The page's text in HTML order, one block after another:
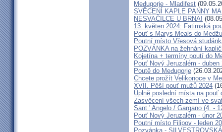
Međugorje - Mladifest
SVĚCENÍ KAPLE PANNY
NESVAČILCE U BRNA!
13. květen 2024: Fatimská
Pouť s Marys Meals do
Poutní místo Vřesová
POZVÁNKA na žehnání
Kojetína + termíny poutí do
Pouť Nový Jeruzalém - duben
Poutě do Međugorje
Chcete prožít Velikonoce v
XVII. Pěší pouť mužů 2024
Úplně poslední místa na pouť
Zasvěcení všech zemí ve
Sant ' Angelo / Gargano (4. -
Pouť Nový Jeruzalém - únor
Poutní místo Filipov - leden
Pozvánka -